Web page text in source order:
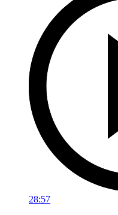
28:57